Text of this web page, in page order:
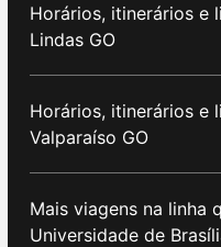
Horários, itinerários e
Lindas GO
Horários, itinerários e
Valparaíso GO
Mais viagens na linha
Universidade de